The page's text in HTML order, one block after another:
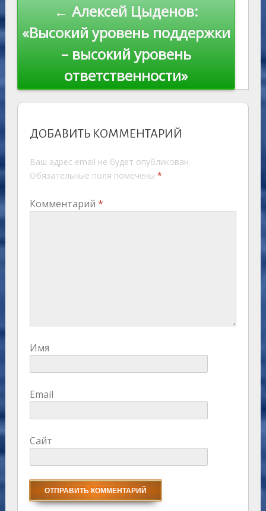
← Алексей Цыденов:
«Высокий уровень поддержки
– высокий уровень
ответственности»
ДОБАВИТЬ КОММЕНТАРИЙ
Ваш адрес email не будет опубликован.
Обязательные поля помечены *
Комментарий *
Имя
Email
Сайт